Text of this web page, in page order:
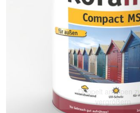
Doppelt antippen
vergrößern